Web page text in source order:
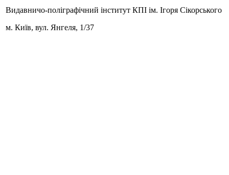
Видавничо-поліграфічний інститут КПІ ім. Ігоря Сікорського
м. Київ, вул. Янгеля, 1/37